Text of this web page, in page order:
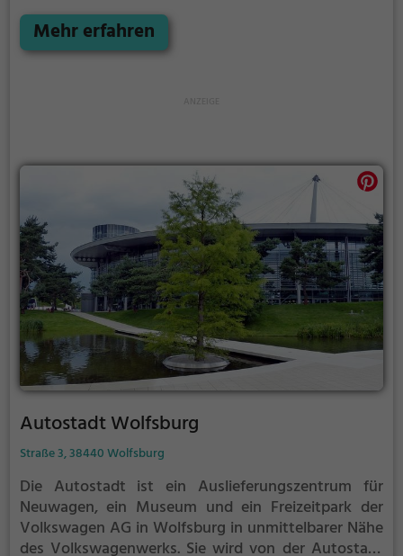
eröffnet. Der Bestand umfasst wissenschaftliche
Sammlungen und Schausammlungen, wobei die
500 Geweihe und Gehörne, 1.000 Fische, Amphibien
und Reptilien sowie 80.000 Schmetterlinge, 85.000
Käfer, 100.000 Muscheln und Schnecken, 5.000
Präparate aus dem Bereich der Paläontologie und
vieles mehr.
Mehr erfahren
Autostadt Wolfsburg
Straße 3, 38440 Wolfsburg
Die Autostadt ist ein Auslieferungszentrum für
Neuwagen, ein Museum und ein Freizeitpark der
Volkswagen AG in Wolfsburg in unmittelbarer Nähe
des Volkswagenwerks. Sie wird von der Autostadt